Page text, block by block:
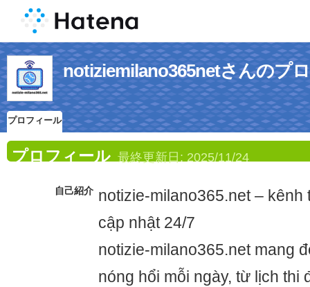
notiziemilano365netさんのプ
プロフィール
プロフィール 最終更新日: 2025/11/24
自己紹介 notizie-milano365.net – kênh
cập nhật 24/7
notizie-milano365.net mang
nóng hổi mỗi ngày, từ lịch thi